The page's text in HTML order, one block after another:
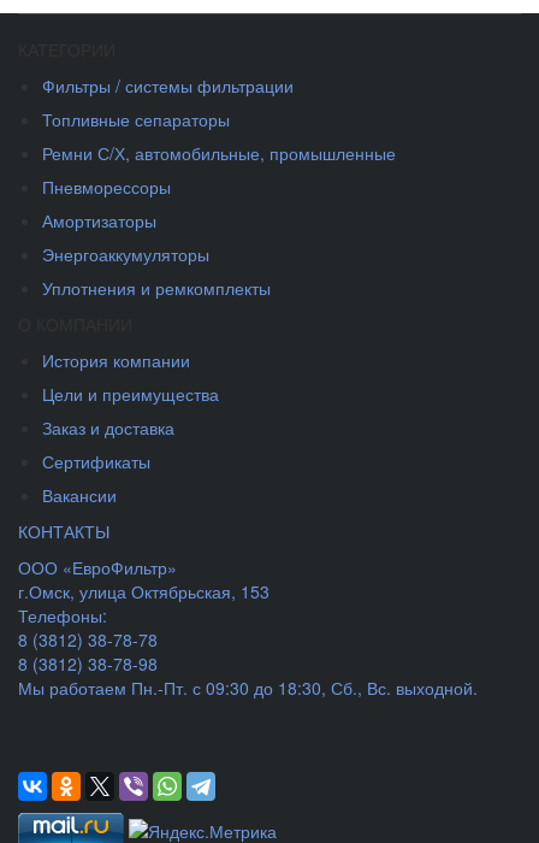
Фильтры / системы фильтрации
Топливные сепараторы
Ремни С/Х, автомобильные, промышленные
Пневморессоры
Амортизаторы
Энергоаккумуляторы
Уплотнения и ремкомплекты
История компании
Цели и преимущества
Заказ и доставка
Сертификаты
Вакансии
КОНТАКТЫ
ООО «ЕвроФильтр»
г.Омск, улица Октябрьская, 153
Телефоны:
8 (3812) 38-78-78
8 (3812) 38-78-98
Мы работаем Пн.-Пт. с 09:30 до 18:30, Сб., Вс. выходной.